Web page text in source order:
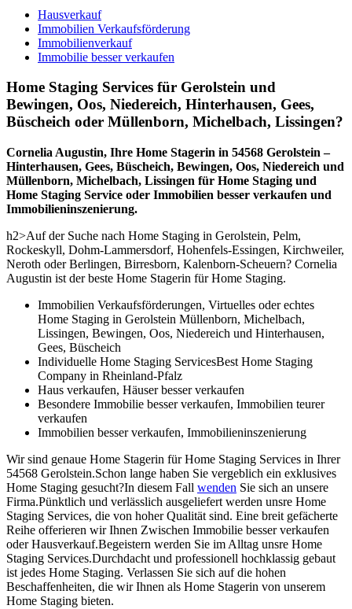
Hausverkauf
Immobilien Verkaufsförderung
Immobilienverkauf
Immobilie besser verkaufen
Home Staging Services für Gerolstein und
Bewingen, Oos, Niedereich, Hinterhausen, Gees,
Büscheich oder Müllenborn, Michelbach, Lissingen?
Cornelia Augustin, Ihre Home Stagerin in 54568 Gerolstein –
Hinterhausen, Gees, Büscheich, Bewingen, Oos, Niedereich und
Müllenborn, Michelbach, Lissingen für Home Staging und
Home Staging Service oder Immobilien besser verkaufen und
Immobilieninszenierung.
h2>Auf der Suche nach Home Staging in Gerolstein, Pelm,
Rockeskyll, Dohm-Lammersdorf, Hohenfels-Essingen, Kirchweiler,
Neroth oder Berlingen, Birresborn, Kalenborn-Scheuern? Cornelia
Augustin ist der beste Home Stagerin für Home Staging.
Immobilien Verkaufsförderungen, Virtuelles oder echtes
Home Staging in Gerolstein Müllenborn, Michelbach,
Lissingen, Bewingen, Oos, Niedereich und Hinterhausen,
Gees, Büscheich
Individuelle Home Staging ServicesBest Home Staging
Company in Rheinland-Pfalz
Haus verkaufen, Häuser besser verkaufen
Besondere Immobilie besser verkaufen, Immobilien teurer
verkaufen
Immobilien besser verkaufen, Immobilieninszenierung
Wir sind genaue Home Stagerin für Home Staging Services in Ihrer
54568 Gerolstein.Schon lange haben Sie vergeblich ein exklusives
Home Staging gesucht?In diesem Fall wenden Sie sich an unsere
Firma.Pünktlich und verlässlich ausgeliefert werden unsre Home
Staging Services, die von hoher Qualität sind. Eine breit gefächerte
Reihe offerieren wir Ihnen Zwischen Immobilie besser verkaufen
oder Hausverkauf.Begeistern werden Sie im Alltag unsre Home
Staging Services.Durchdacht und professionell hochklassig gebaut
ist jedes Home Staging. Verlassen Sie sich auf die hohen
Beschaffenheiten, die wir Ihnen als Home Stagerin von unserem
Home Staging bieten.